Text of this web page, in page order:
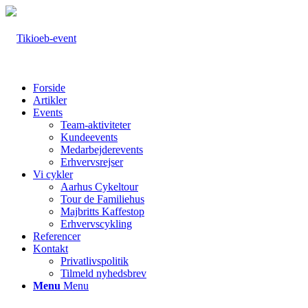
Forside
Artikler
Events
Team-aktiviteter
Kundeevents
Medarbejderevents
Erhvervsrejser
Vi cykler
Aarhus Cykeltour
Tour de Familiehus
Majbritts Kaffestop
Erhvervscykling
Referencer
Kontakt
Privatlivspolitik
Tilmeld nyhedsbrev
Menu Menu